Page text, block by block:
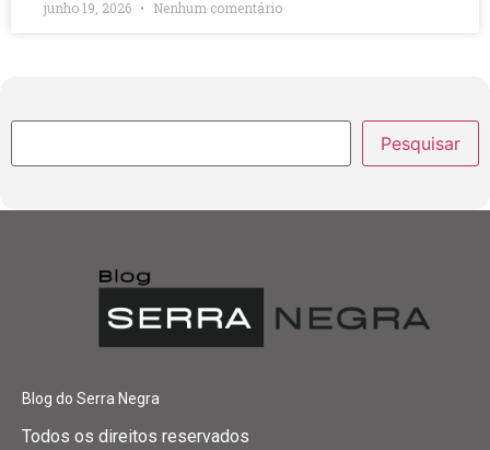
junho 19, 2026 Nenhum comentário
Pesquisar
Blog do Serra Negra
Todos os direitos reservados